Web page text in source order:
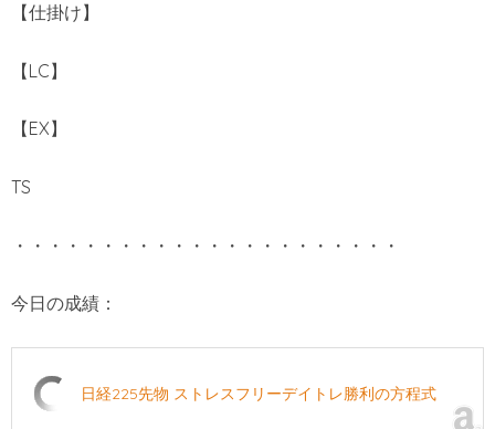
【仕掛け】
【LC】
【EX】
TS
・・・・・・・・・・・・・・・・・・・・・・
今日の成績：
日経225先物 ストレスフリーデイトレ勝利の方程式